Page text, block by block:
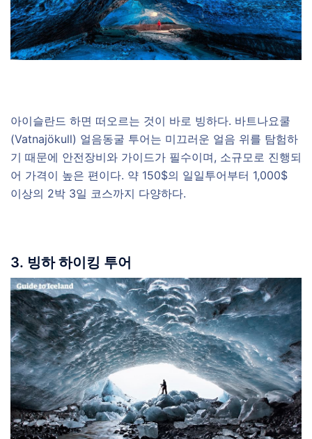
아이슬란드 하면 떠오르는 것이 바로 빙하다. 바트나요쿨
(Vatnajökull) 얼음동굴 투어는 미끄러운 얼음 위를 탐험하
기 때문에 안전장비와 가이드가 필수이며, 소규모로 진행되
어 가격이 높은 편이다. 약 150$의 일일투어부터 1,000$
이상의 2박 3일 코스까지 다양하다.
3. 빙하 하이킹 투어